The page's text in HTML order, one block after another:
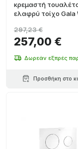
κρεμαστή
ελαφρύ τοίχο Gala
257,00 €
297,23 €
Δωρεάν εξπρές
Προσθήκη στο